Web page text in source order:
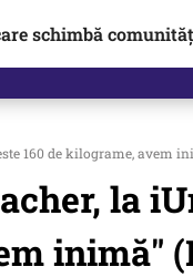
schimbă
160 de kilograme, avem
la
inimă"